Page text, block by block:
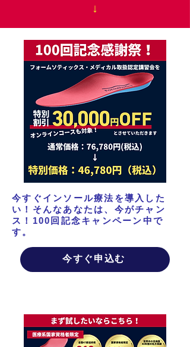
↓
今すぐインソール療法を導入した
い！そんなあなたは、今がチャン
ス！100回記念キャンペーン中で
す。
今すぐ申込む